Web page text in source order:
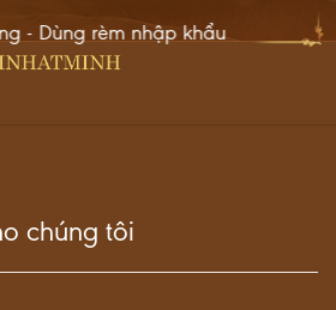
Dùng rèm nhập khẩu
chúng tôi